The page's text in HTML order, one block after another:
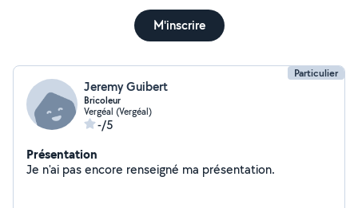
M'inscrire
Particulier
Jeremy Guibert
Bricoleur
Vergéal (Vergéal)
-/5
Présentation
Je n'ai pas encore renseigné ma présentation.